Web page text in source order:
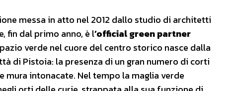
messa in atto nel 2012 dallo studio di architetti
fin dal primo anno, è l’official green partner
verde nel cuore del centro storico nasce dalla
di Pistoia: la presenza di un gran numero di corti
intonacate. Nel tempo la maglia verde